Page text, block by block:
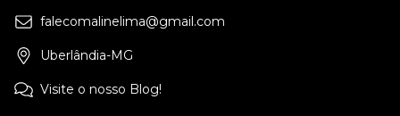
falecomalinelima@gmail.com
Uberlândia-MG
Visite o nosso Blog!